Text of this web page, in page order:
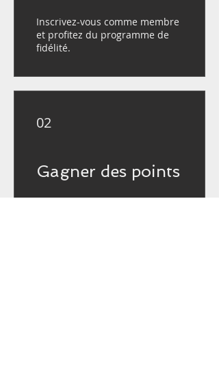
Inscrivez-vous comme membre
et profitez du programme de
fidélité.
02
Gagner des points